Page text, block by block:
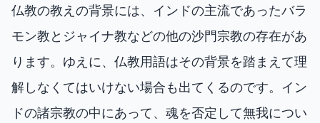
仏教の教えの背景には、インドの主流であったバラ
モン教とジャイナ教などの他の沙門宗教の存在があ
ります。ゆえに、仏教用語はその背景を踏まえて理
解しなくてはいけない場合も出てくるのです。イン
ドの諸宗教の中にあって、魂を否定して無我につい